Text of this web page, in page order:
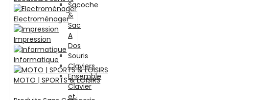
Sacoche
&
Sac
A
Dos
Souris
Claviers
Ensemble
Clavier
et
Electroménager
Impression
Informatique
MOTO | SPORTS & LOISIRS